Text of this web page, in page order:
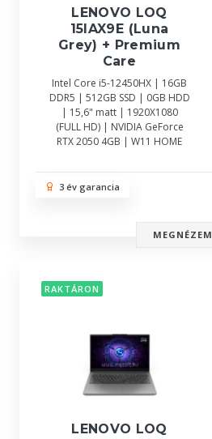
LENOVO LOQ
15IAX9E (Luna
Grey) + Premium
Care
Intel Core i5-12450HX | 16GB
DDR5 | 512GB SSD | 0GB HDD
| 15,6" matt | 1920X1080
(FULL HD) | NVIDIA GeForce
RTX 2050 4GB | W11 HOME
3 év garancia
MEGNÉZEM
RAKTÁRON
LENOVO LOQ